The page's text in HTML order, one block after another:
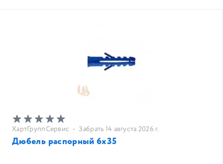
ХартГруппСервис • Забрать 14 августа 2026 г.
Дюбель распорный 6х35